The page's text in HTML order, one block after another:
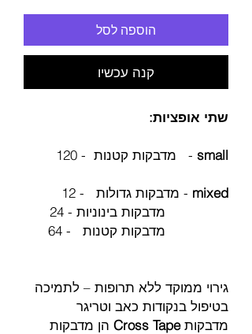
הוספה לסל
קנה עכשיו
שתי אופציות:
small - מדבקות קטנות - 120
mixed - מדבקות גדולות - 12
מדבקות בינוניות - 24
מדבקות קטנות - 64
גירוי ממוקד ללא תרופות – לתמיכה
בטיפול בנקודות כאב וטריגר
מדבקותCross Tape הן מדבקות